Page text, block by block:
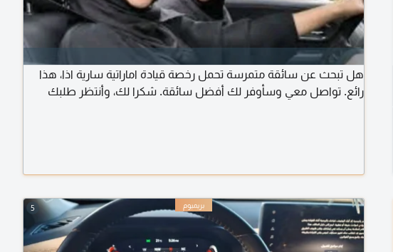
هل تبحث عن سائقة متمرسة تحمل رخصة قيادة اماراتية سارية اذا، هذا
رائع. تواصل معي وسأوفر لك أفضل سائقة. شكرا لك، وأنتظر طلبك
5